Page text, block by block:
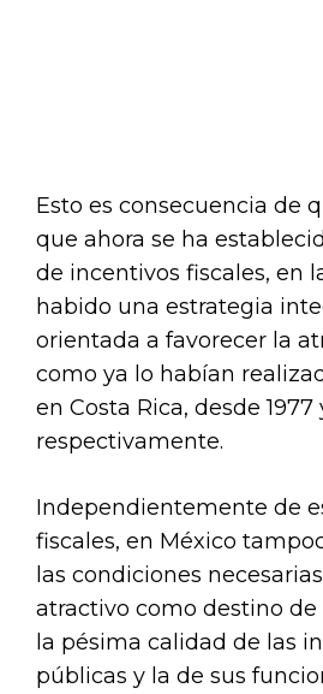
Esto es consecuencia de
que ahora se ha
de incentivos fiscales, en
habido una estrategia
orientada a favorecer la
como ya lo habían
en Costa Rica, desde 1977
respectivamente.
Independientemente de
fiscales, en México
las condiciones
atractivo como destino de
la pésima calidad de las
públicas y la de sus